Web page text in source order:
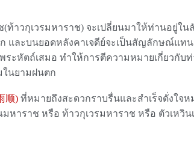
กุเวรมหาราช) จะเปลี่ยนมาให้ท่านอยู่ใน
และบนยอดหลังคาเจดีย์จะเป็นสัญลักษณ์แทน
ะหัตถ์เสมอ ทำให้การตีความหมายเกี่ยวกับ
นยามฝนตก
顺)ที่หมายถึงสะดวกราบรื่นและสำเร็จดั่งใจ
หาราช หรือ ท้าวกุเวรมหาราช หรือ ตัวเหวิน